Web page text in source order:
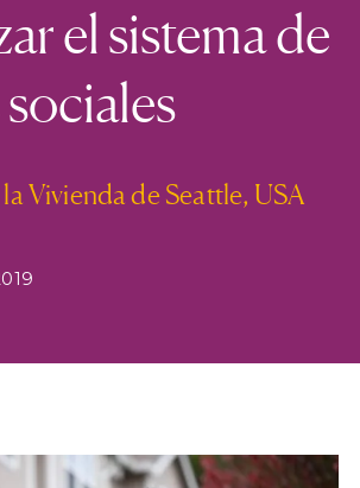
el sistema de
Vivienda de Seattle, USA